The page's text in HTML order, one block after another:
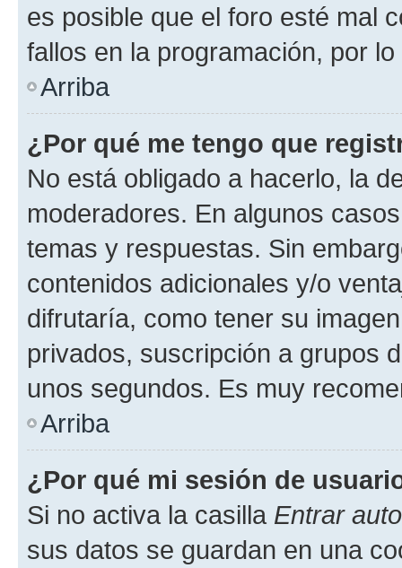
es posible que el foro esté mal
fallos en la programación, por
Arriba
¿Por qué me tengo que
No está obligado a hacerlo, la
moderadores. En algunos
temas y respuestas. Sin
contenidos adicionales y/o
difrutaría, como tener su
privados, suscripción a grupos
unos segundos. Es muy
Arriba
¿Por qué mi sesión de
Si no activa la casilla Entrar
sus datos se guardan en una